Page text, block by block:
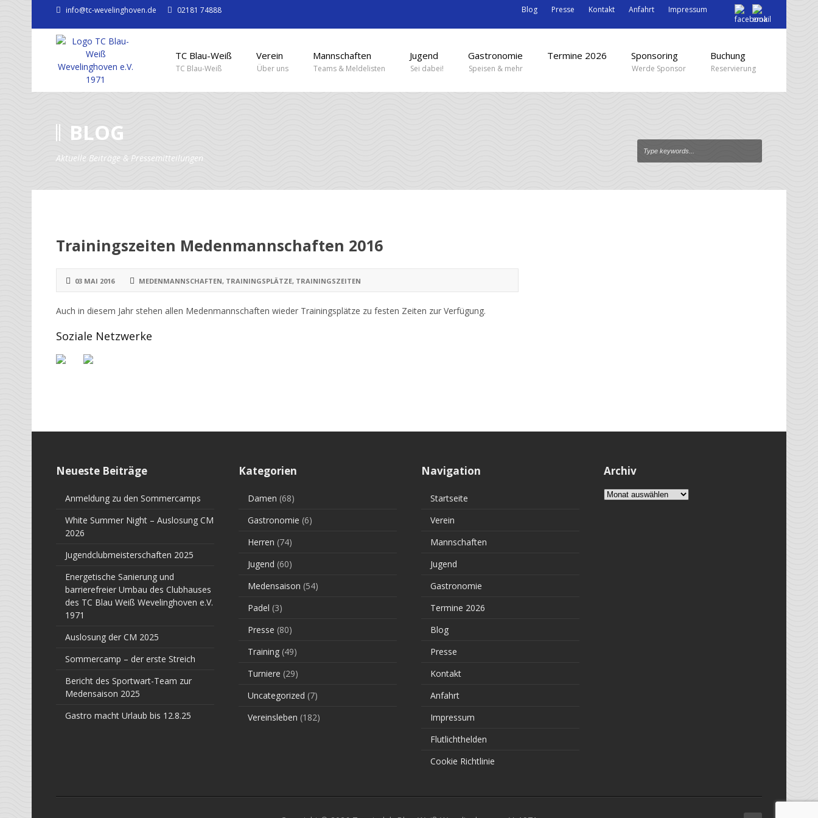
info@tc-wevelinghoven.de 02181 74888 Blog Presse Kontakt Anfahrt Impressum
TC Blau-Weiß
TC Blau-Weiß
Verein
Über uns
Mannschaften
Teams & Meldelisten
Jugend
Sei dabei!
Gastronomie
Speisen & mehr
Termine 2026 Sponsoring
Werde Sponsor
Buchung
Reservierung
BLOG
Aktuelle Beiträge & Pressemitteilungen
Trainingszeiten Medenmannschaften 2016
03 MAI 2016 MEDENMANNSCHAFTEN, TRAININGSPLÄTZE, TRAININGSZEITEN
Auch in diesem Jahr stehen allen Medenmannschaften wieder Trainingsplätze zu festen Zeiten zur Verfügung.
Soziale Netzwerke
Neueste Beiträge
Anmeldung zu den Sommercamps
White Summer Night – Auslosung CM
2026
Jugendclubmeisterschaften 2025
Energetische Sanierung und
barrierefreier Umbau des Clubhauses
des TC Blau Weiß Wevelinghoven e.V.
1971
Auslosung der CM 2025
Sommercamp – der erste Streich
Bericht des Sportwart-Team zur
Medensaison 2025
Gastro macht Urlaub bis 12.8.25
Kategorien
Damen (68)
Gastronomie (6)
Herren (74)
Jugend (60)
Medensaison (54)
Padel (3)
Presse (80)
Training (49)
Turniere (29)
Uncategorized (7)
Vereinsleben (182)
Navigation
Startseite
Verein
Mannschaften
Jugend
Gastronomie
Termine 2026
Blog
Presse
Kontakt
Anfahrt
Impressum
Flutlichthelden
Cookie Richtlinie
Archiv
Archiv